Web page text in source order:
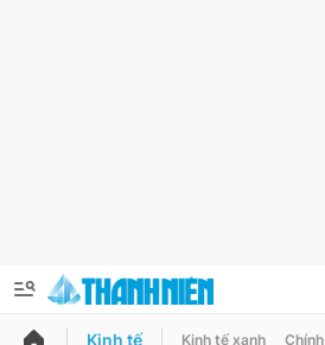
Kinh tế Kinh tế xanh